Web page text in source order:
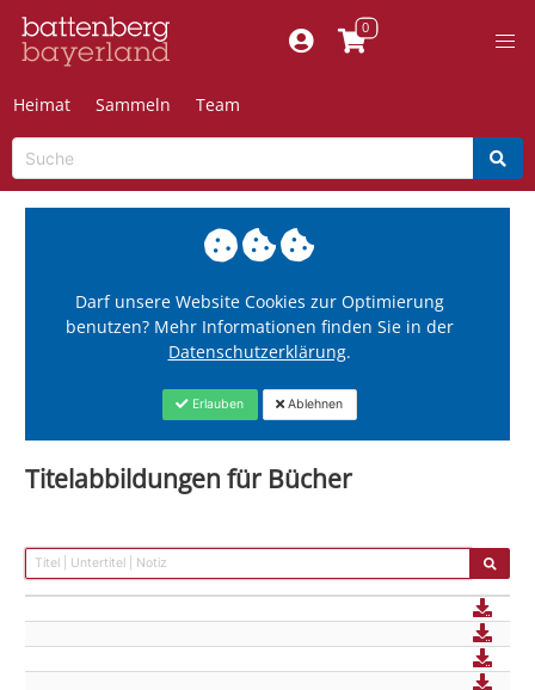
Heimat Sammeln Team
Darf unsere Website Cookies zur Optimierung
benutzen? Mehr Informationen finden Sie in der
Datenschutzerklärung.
Erlauben Ablehnen
Titelabbildungen für Bücher